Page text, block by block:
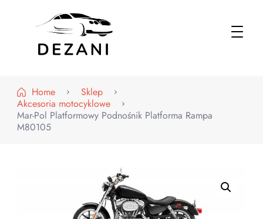
Home
Sklep
Akcesoria motocyklowe
Mar-Pol Platformowy Podnośnik Platforma Rampa
M80105